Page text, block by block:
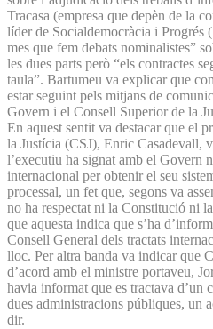
Tracasa (empresa que depèn de la
líder de Socialdemocràcia i Progrés
mes que fem debats nominalistes”
les dues parts però “els contractes
taula”. Bartumeu va explicar que
estar seguint pels mitjans de
Govern i el Consell Superior de la
En aquest sentit va destacar que el
la Justícia (CSJ), Enric Casadevall,
l’executiu ha signat amb el Govern
internacional per obtenir el seu
processal, un fet que, segons va
no ha respectat ni la Constitució ni
que aquesta indica que s’ha
Consell General dels tractats
lloc. Per altra banda va indicar que
d’acord amb el ministre portaveu,
havia informat que es tractava d’un
dues administracions públiques, un
dir.